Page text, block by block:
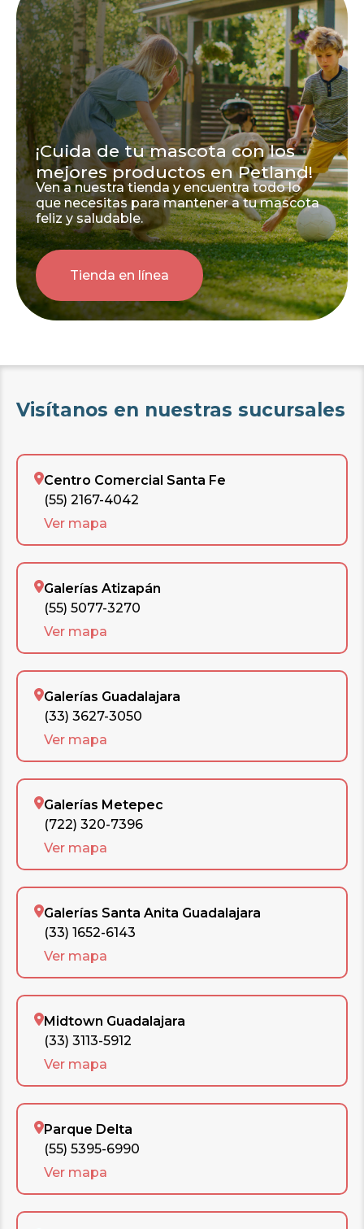
¡Cuida de tu mascota con los
mejores productos en Petland!
Ven a nuestra tienda y encuentra todo lo
que necesitas para mantener a tu mascota
feliz y saludable.
Tienda en línea
Visítanos en nuestras sucursales
Centro Comercial Santa Fe
(55) 2167-4042
Ver mapa
Galerías Atizapán
(55) 5077-3270
Ver mapa
Galerías Guadalajara
(33) 3627-3050
Ver mapa
Galerías Metepec
(722) 320-7396
Ver mapa
Galerías Santa Anita Guadalajara
(33) 1652-6143
Ver mapa
Midtown Guadalajara
(33) 3113-5912
Ver mapa
Parque Delta
(55) 5395-6990
Ver mapa